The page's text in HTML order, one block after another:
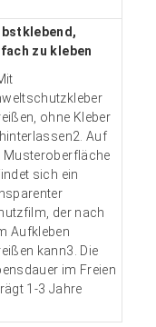
zu kleben
ohne Kleber
Auf
Musteroberfläche
sich ein
der nach
Aufkleben
kann3. Die
im Freien
1-3 Jahre